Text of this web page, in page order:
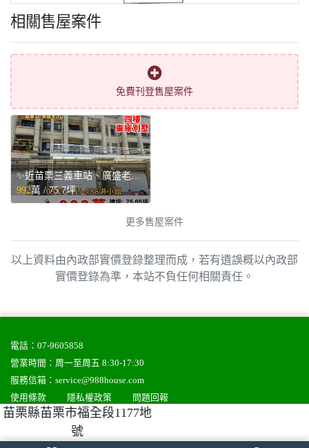
苗栗縣苗栗市福全段1177地
號
相關售屋案件
免費刊登售屋案件
✨近苗栗三義車站、廣盛老街✨站前四樓車庫別墅💥 - 苗栗縣三義鄉售屋
992萬 /75.7坪
更多售屋案件
以上資料由內政部實價登錄整理而成，若有遺誤概以內政部
實價登錄為準，本站不負任何相關責任。
電話： 07-9605858
營業時間：周一至周五 8:30-17:30
服務信箱： service@988house.com
使用條款
隱私權政策 問題回報
988house房屋網 988house法拍屋